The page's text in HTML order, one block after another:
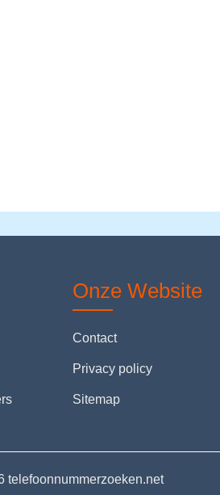
Onze Website
Contact
Privacy policy
Sitemap
telefoonnummerzoeken.net